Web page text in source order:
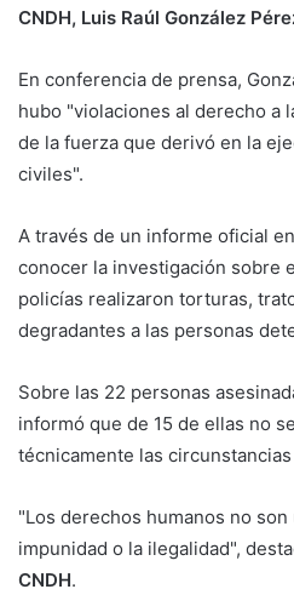
CNDH, Luis Raúl González
En conferencia de prensa,
hubo "violaciones al derecho a
de la fuerza que derivó en la
civiles".
A través de un informe oficial
conocer la investigación sobre
policías realizaron torturas,
degradantes a las personas
Sobre las 22 personas
informó que de 15 de ellas no
técnicamente las
"Los derechos humanos no
impunidad o la ilegalidad",
CNDH.